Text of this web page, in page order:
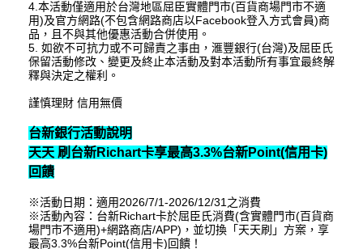
4.本活動僅適用於台灣地區屈臣實體門市(百貨商場門市不適
用)及官方網路(不包含網路商店以Facebook登入方式會員)商
品，且不與其他優惠活動合併使用。
5. 如欲不可抗力或不可歸責之事由，滙豐銀行(台灣)及屈臣氏
保留活動修改、變更及終止本活動及對本活動所有事宜最終解
釋與決定之權利。
謹慎理財 信用無價
台新銀行活動說明
天天 刷台新Richart卡享最高3.3%台新Point(信用卡)
回饋
※活動日期：適用2026/7/1-2026/12/31之消費
※活動內容：台新Richart卡於屈臣氏消費(含實體門市(百貨商
場門市不適用)+網路商店/APP)，並切換「天天刷」方案，享
最高3.3%台新Point(信用卡)回饋！